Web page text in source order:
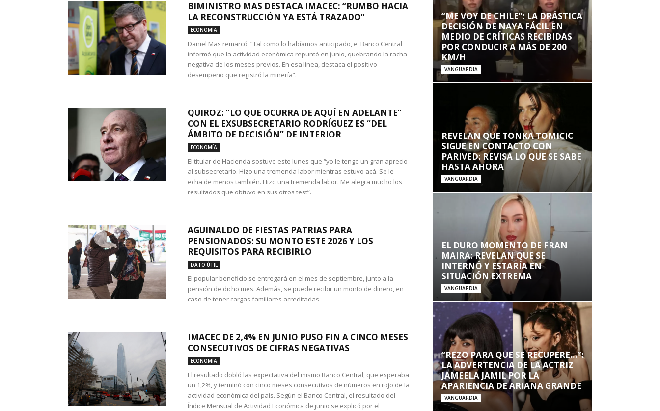
BIMINISTRO MAS DESTACA IMACEC: “RUMBO HACIA
LA RECONSTRUCCIÓN YA ESTÁ TRAZADO”
ECONOMÍA
Daniel Mas remarcó: “Tal como lo habíamos anticipado, el Banco Central
informó que la actividad económica repuntó en junio, quebrando la racha
negativa de los meses previos. En esa línea, destaca el positivo
desempeño que registró la minería”.
QUIROZ: “LO QUE OCURRA DE AQUÍ EN ADELANTE”
CON EL EXSUBSECRETARIO RODRÍGUEZ ES “DEL
ÁMBITO DE DECISIÓN” DE INTERIOR
ECONOMÍA
El titular de Hacienda sostuvo este lunes que “yo le tengo un gran aprecio
al subsecretario. Hizo una tremenda labor mientras estuvo acá. Se le
echa de menos también. Hizo una tremenda labor. Me alegra mucho los
resultados que obtuvo en sus otros test”.
AGUINALDO DE FIESTAS PATRIAS PARA
PENSIONADOS: SU MONTO ESTE 2026 Y LOS
REQUISITOS PARA RECIBIRLO
DATO ÚTIL
El popular beneficio se entregará en el mes de septiembre, junto a la
pensión de dicho mes. Además, se puede recibir un monto de dinero, en
caso de tener cargas familiares acreditadas.
IMACEC DE 2,4% EN JUNIO PUSO FIN A CINCO MESES
CONSECUTIVOS DE CIFRAS NEGATIVAS
ECONOMÍA
El resultado dobló las expectativa del mismo Banco Central, que esperaba
un 1,2%, y terminó con cinco meses consecutivos de números en rojo de la
actividad económica del país. Según el Banco Central, el resultado del
Índice Mensual de Actividad Económica de junio se explicó por el
“ME VOY DE CHILE”: LA DRÁSTICA
DECISIÓN DE NAYA FÁCIL EN
MEDIO DE CRÍTICAS RECIBIDAS
POR CONDUCIR A MÁS DE 200
KM/H
VANGUARDIA
REVELAN QUE TONKA TOMICIC
SIGUE EN CONTACTO CON
PARIVED: REVISA LO QUE SE SABE
HASTA AHORA
VANGUARDIA
EL DURO MOMENTO DE FRAN
MAIRA: REVELAN QUE SE
INTERNÓ Y ESTARÍA EN
SITUACIÓN EXTREMA
VANGUARDIA
“REZO PARA QUE SE RECUPERE…”:
LA ADVERTENCIA DE LA ACTRIZ
JAMEELA JAMIL POR LA
APARIENCIA DE ARIANA GRANDE
VANGUARDIA